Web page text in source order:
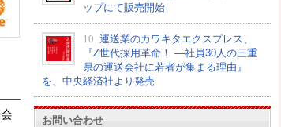
ップにて販売開始
10. 運送業のカワキタエクスプレス、
『Z世代採用革命！ ―社員30人の三重
県の運送会社に若者が集まる理由』
を、中央経済社より発売
お問い合わせ